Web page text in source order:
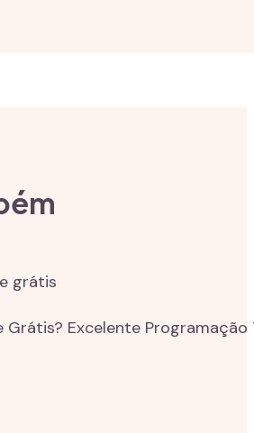
Grátis? Excelente Programação